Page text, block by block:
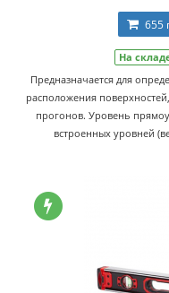
655
На
Предназначается для
расположения
прогонов. Уровень
встроенных уровней